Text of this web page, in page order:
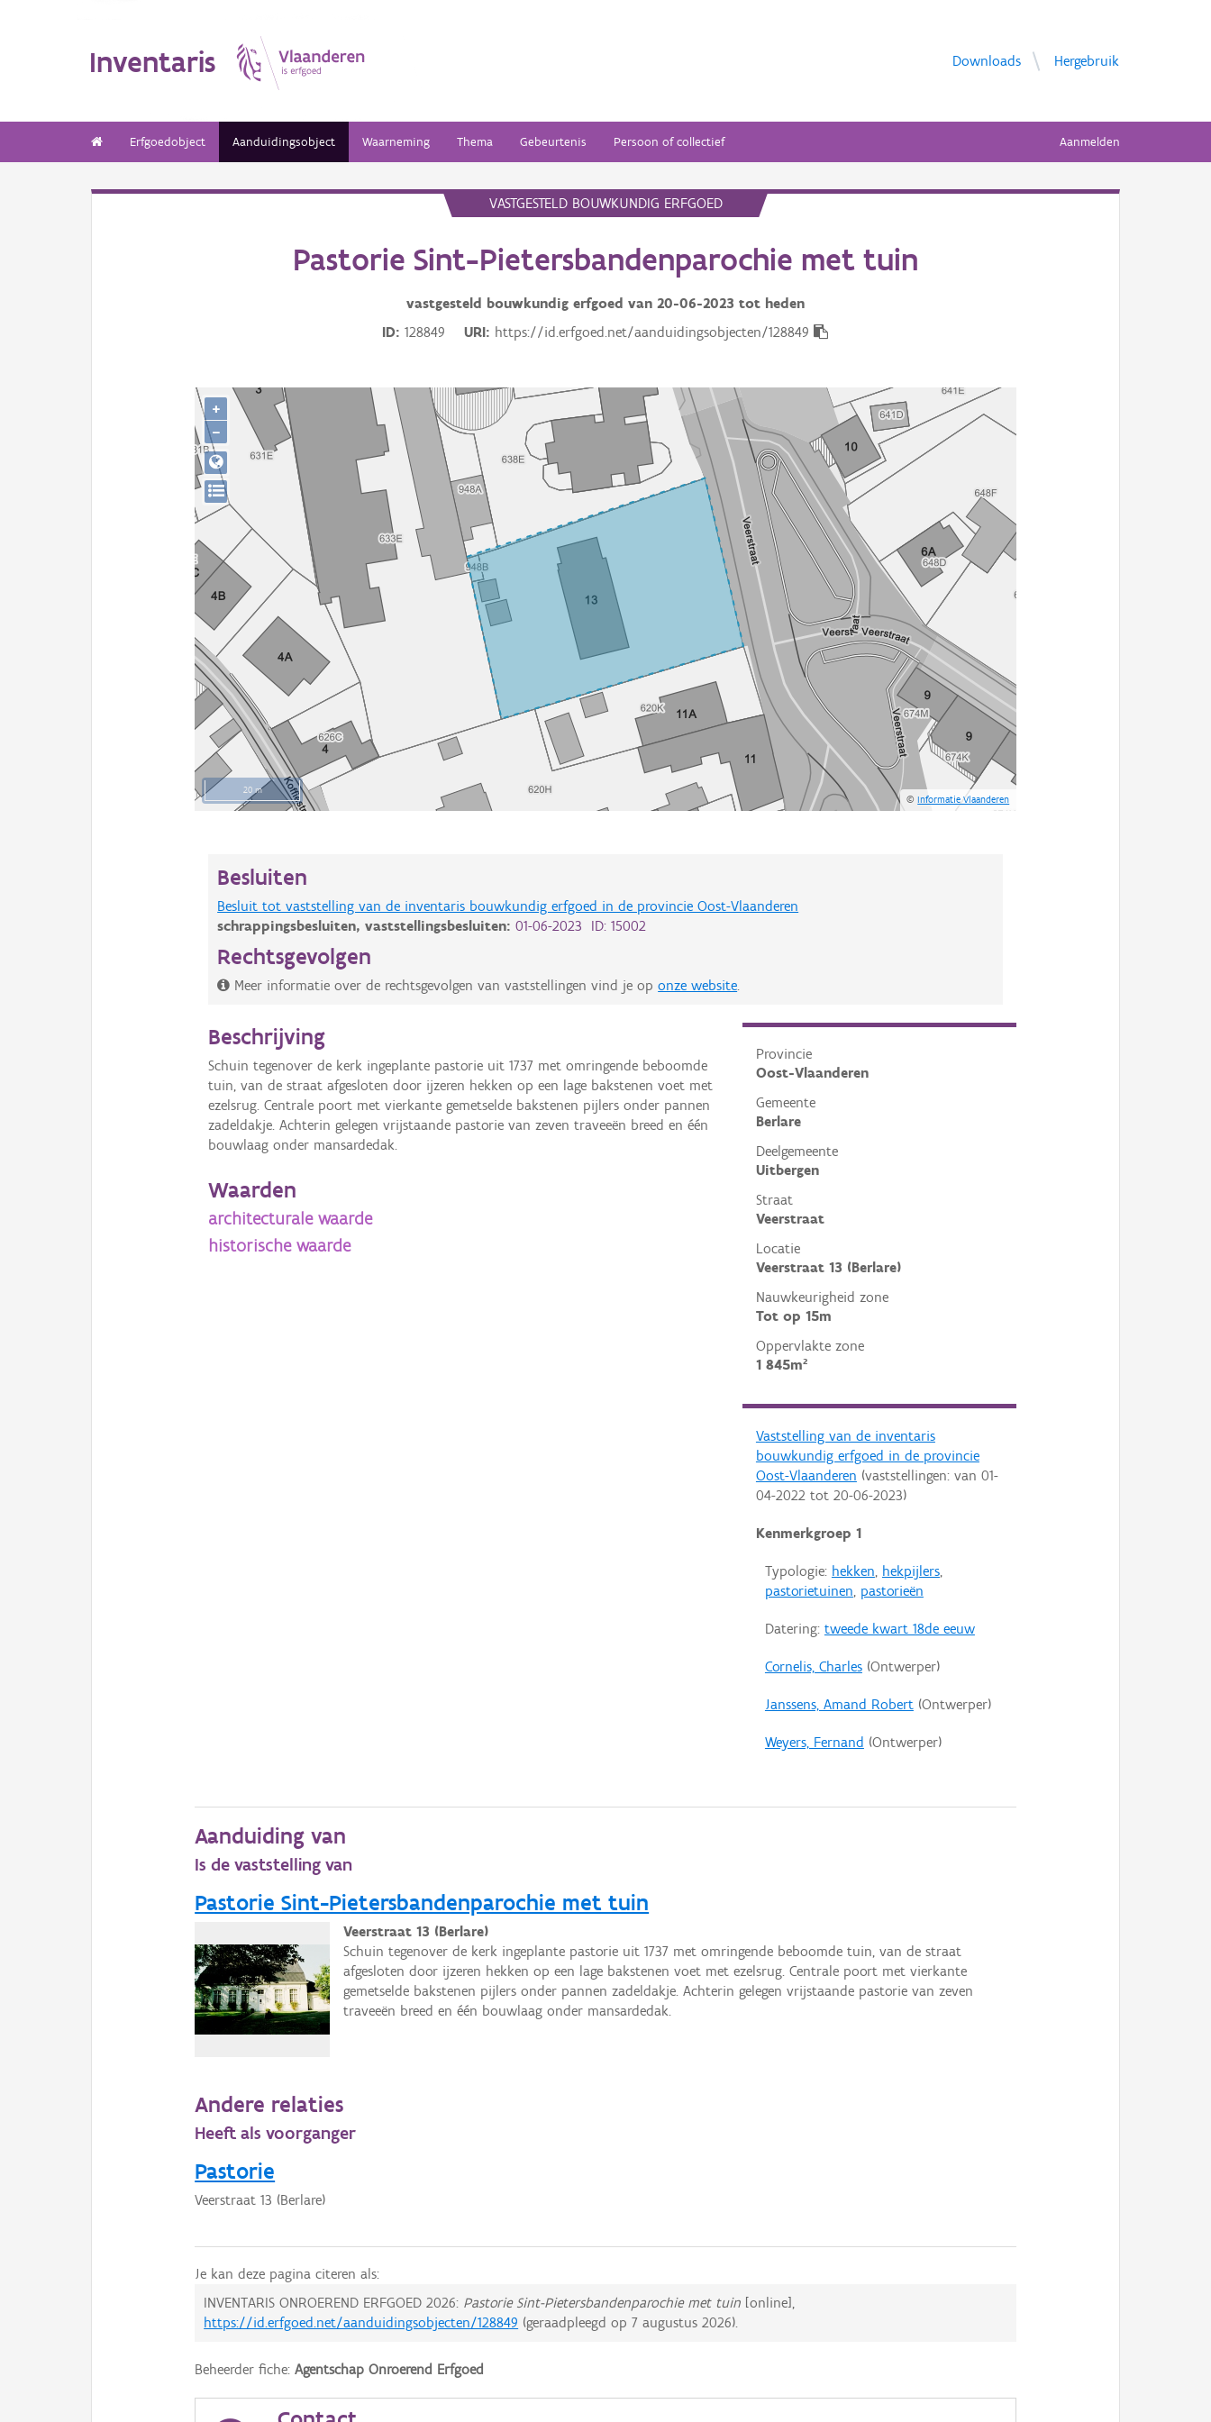
Inventaris Downloads Hergebruik
Erfgoedobject Aanduidingsobject Waarneming Thema Gebeurtenis Persoon of collectief Aanmelden
VASTGESTELD BOUWKUNDIG ERFGOED
Pastorie Sint-Pietersbandenparochie met tuin
vastgesteld bouwkundig erfgoed van 20-06-2023 tot heden
ID
128849 URI https://id.erfgoed.net/aanduidingsobjecten/128849
20 m
©Informatie Vlaanderen
+
−
Besluiten
Besluit tot vaststelling van de inventaris bouwkundig erfgoed in de provincie Oost-Vlaanderen
schrappingsbesluiten,vaststellingsbesluiten:01-06-2023 ID: 15002
Rechtsgevolgen
Meer informatie over de rechtsgevolgen van vaststellingen vind je oponze website.
Provincie
Oost-Vlaanderen
Gemeente
Berlare
Deelgemeente
Uitbergen
Straat
Veerstraat
Locatie
Veerstraat 13 (Berlare)
Nauwkeurigheid zone
Tot op 15m
Oppervlakte zone
1 845m²
Vaststelling van de inventaris
bouwkundig erfgoed in de provincie
Oost-Vlaanderen (vaststellingen: van 01-
04-2022tot 20-06-2023)
Kenmerkgroep 1
Typologie: hekken, hekpijlers,
pastorietuinen, pastorieën
Datering: tweede kwart 18de eeuw
Cornelis, Charles(Ontwerper)
Janssens, Amand Robert(Ontwerper)
Weyers, Fernand (Ontwerper)
Beschrijving
Schuin tegenover de kerk ingeplante pastorie uit 1737 met omringende beboomde
tuin, van de straat afgesloten door ijzeren hekken op een lage bakstenen voet met
ezelsrug. Centrale poort met vierkante gemetselde bakstenen pijlers onder pannen
zadeldakje. Achterin gelegen vrijstaande pastorie van zeven traveeën breed en één
bouwlaag onder mansardedak.
Waarden
architecturale waarde
historische waarde
Aanduiding van
Is de vaststelling van
Pastorie Sint-Pietersbandenparochie met tuin
Veerstraat 13 (Berlare)
Schuin tegenover de kerk ingeplante pastorie uit 1737 met omringende beboomde tuin, van de straat
afgesloten door ijzeren hekken op een lage bakstenen voet met ezelsrug. Centrale poort met vierkante
gemetselde bakstenen pijlers onder pannen zadeldakje. Achterin gelegen vrijstaande pastorie van zeven
traveeën breed en één bouwlaag onder mansardedak.
Andere relaties
Heeft als voorganger
Pastorie
Veerstraat 13 (Berlare)
Je kan deze pagina citeren als:
INVENTARIS ONROEREND ERFGOED 2026: Pastorie Sint-Pietersbandenparochie met tuin [online],
https://id.erfgoed.net/aanduidingsobjecten/128849 (geraadpleegd op7 augustus 2026).
Beheerder fiche:Agentschap Onroerend Erfgoed